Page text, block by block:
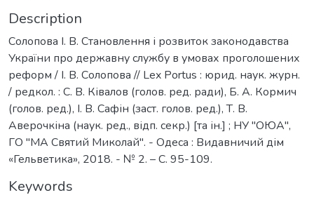
Description
Солопова І. В. Становлення і розвиток законодавства
України про державну службу в умовах проголошених
реформ / І. В. Солопова // Lex Portus : юрид. наук. журн.
/ редкол. : С. В. Ківалов (голов. ред. ради), Б. А. Кормич
(голов. ред.), І. В. Сафін (заст. голов. ред.), Т. В.
Аверочкіна (наук. ред., відп. секр.) [та ін.] ; НУ "ОЮА",
ГО "МА Святий Миколай". - Одеса : Видавничий дім
«Гельветика», 2018. - № 2. – C. 95-109.
Keywords